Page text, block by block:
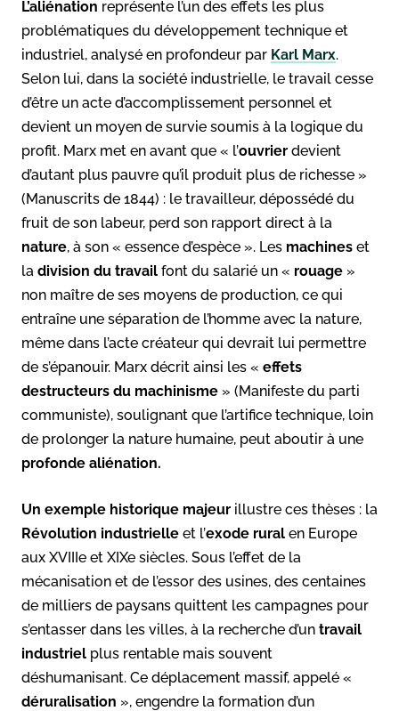
L’aliénation représente l’un des effets les plus
problématiques du développement technique et
industriel, analysé en profondeur par Karl Marx.
Selon lui, dans la société industrielle, le travail cesse
d’être un acte d’accomplissement personnel et
devient un moyen de survie soumis à la logique du
profit. Marx met en avant que « l’ouvrier devient
d’autant plus pauvre qu’il produit plus de richesse »
(Manuscrits de 1844) : le travailleur, dépossédé du
fruit de son labeur, perd son rapport direct à la
nature, à son « essence d’espèce ». Les machines et
la division du travail font du salarié un « rouage »
non maître de ses moyens de production, ce qui
entraîne une séparation de l’homme avec la nature,
même dans l’acte créateur qui devrait lui permettre
de s’épanouir. Marx décrit ainsi les « effets
destructeurs du machinisme » (Manifeste du parti
communiste), soulignant que l’artifice technique, loin
de prolonger la nature humaine, peut aboutir à une
profonde aliénation.
Un exemple historique majeur illustre ces thèses : la
Révolution industrielle et l’exode rural en Europe
aux XVIIIe et XIXe siècles. Sous l’effet de la
mécanisation et de l’essor des usines, des centaines
de milliers de paysans quittent les campagnes pour
s’entasser dans les villes, à la recherche d’un travail
industriel plus rentable mais souvent
déshumanisant. Ce déplacement massif, appelé «
déruralisation », engendre la formation d’un